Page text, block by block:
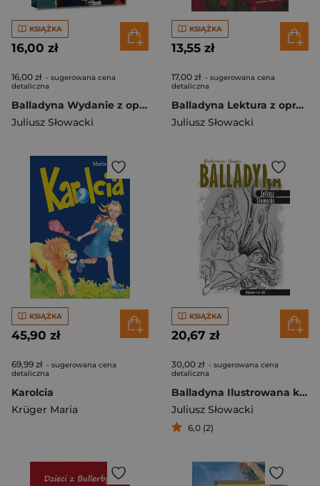
KSIĄŻKA
16,00 zł
16,00 zł - sugerowana cena
detaliczna
Balladyna Wydanie z opracowaniem
Juliusz Słowacki
KSIĄŻKA
13,55 zł
17,00 zł - sugerowana cena
detaliczna
Balladyna Lektura z opracowaniem
Juliusz Słowacki
KSIĄŻKA
45,90 zł
69,99 zł - sugerowana cena
detaliczna
Karolcia
Krüger Maria
KSIĄŻKA
20,67 zł
30,00 zł - sugerowana cena
detaliczna
Balladyna Ilustrowana klasyka
Juliusz Słowacki
6,0 (2)